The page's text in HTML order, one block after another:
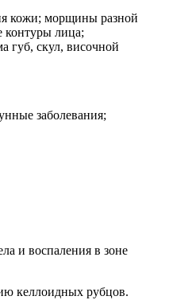
кожи; морщины разной
контуры лица;
губ, скул, височной
заболевания;
и воспаления в зоне
келлоидных рубцов.